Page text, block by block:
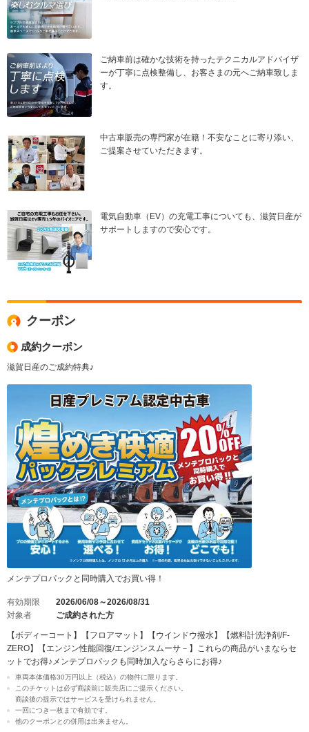
ご納車前は確かな技術を持ったテクニカルアドバイザ
ーが丁寧に点検整備し、お客さまの元へご納車致しま
す。
中古車販売の専門家が在籍！不安なことに寄り添い、
ご提案させていただきます。
電気自動車（EV）の充電工事についても、滋賀日産が
サポートしますので安心です。
クーポン
成約クーポン
滋賀日産のご成約特典♪
メンテプロパックと同時購入でお買い得！
有効期限
2026/06/08～2026/08/31
対象者
ご成約された方
【ボディーコート】【フロアマット】【ウインドウ撥水】【燃料計洗浄剤/F-
ZERO】【エンジン性能回復/エンジンスムーサ－】これらの商品がいまならセ
ットでお得♪メンテプロパックも同時加入ならさらにお得♪
車両本体価格30万円以上（税込）の物件に限ります。
このチケットは必ず商談前に販売店にご提示ください。
商談後の提示ではサービスを受けられません。
一回につき一枚まで有効です。
他のクーポンとの併用は出来ません。